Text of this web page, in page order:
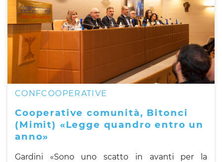
CONFCOOPERATIVE
Cooperative comunità, Bitonci
(Mimit) «Legge quandro entro un
anno»
Gardini «Sono uno scatto in avanti per la